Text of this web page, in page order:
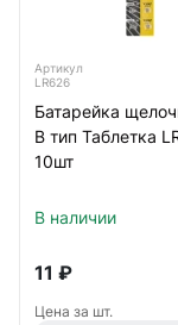
Артикул
LR626
Батарейка
В тип Таблетка
10шт
В наличии
11 ₽
Цена за шт.